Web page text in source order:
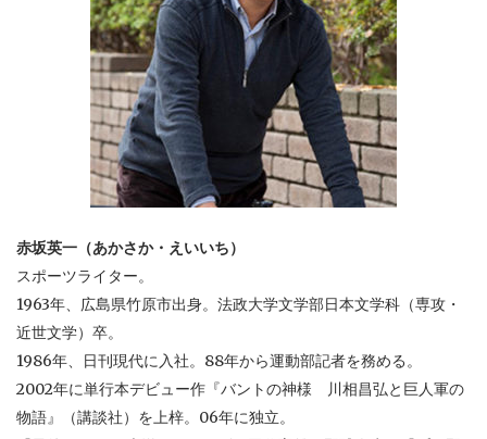
赤坂英一（あかさか・えいいち）
スポーツライター。
1963年、広島県竹原市出身。法政大学文学部日本文学科（専攻・
近世文学）卒。
1986年、日刊現代に入社。88年から運動部記者を務める。
2002年に単行本デビュー作『バントの神様 川相昌弘と巨人軍の
物語』（講談社）を上梓。06年に独立。